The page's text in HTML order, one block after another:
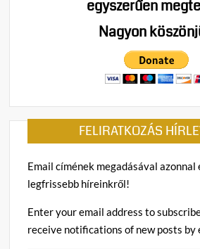
egyszerűen
Nagyon
FELIRATKOZÁS
Email címének megadásával
legfrissebb híreinkről!
Enter your email address to
receive notifications of new posts by